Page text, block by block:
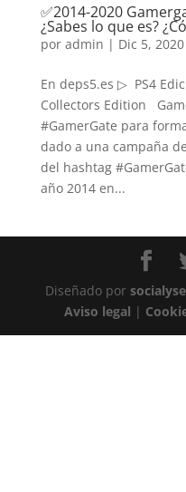
✅2014-2020
¿Sabes lo que es?
por admin | Dic 5, 2020
En deps5.es ▷ PS4
Collectors Edition
#GamerGate para
dado a una campaña
del hashtag
año 2014 en...
Diseñado por
Aviso legal |